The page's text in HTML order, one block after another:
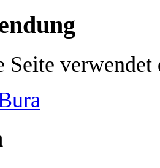
Seite verwendet